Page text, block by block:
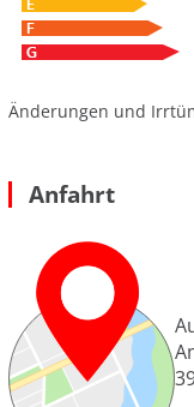
Änderungen und
Anfahrt